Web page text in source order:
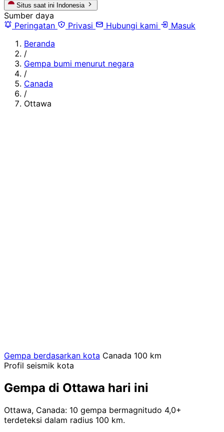
Situs saat ini Indonesia
Sumber daya
Peringatan
Privasi Hubungi kami
Masuk
Beranda
/
Gempa bumi menurut negara
/
Canada
/
Ottawa
Gempa berdasarkan kota Canada 100 km
Profil seismik kota
Gempa di Ottawa hari ini
Ottawa, Canada: 10 gempa bermagnitudo 4,0+
terdeteksi dalam radius 100 km.